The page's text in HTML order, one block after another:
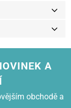
A
obchodě a